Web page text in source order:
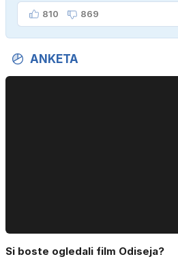
ženo poznava šele tri mesece."
810 869
ANKETA
Si boste ogledali film Odiseja?